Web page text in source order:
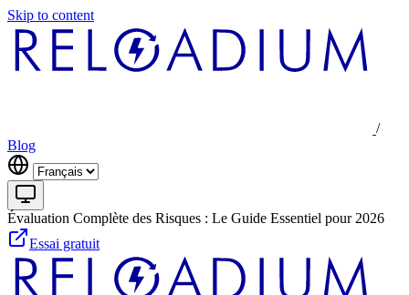
Skip to content
/
Blog
Évaluation Complète des Risques : Le Guide Essentiel pour 2026
Essai gratuit